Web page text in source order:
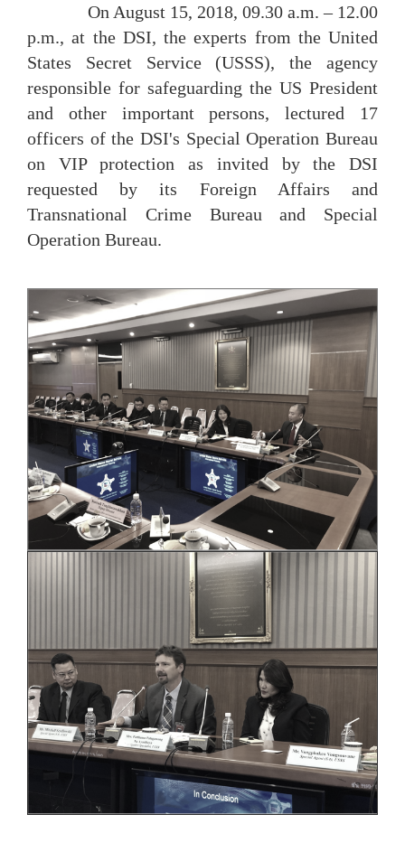
On August 15, 2018, 09.30 a.m. – 12.00
p.m., at the DSI, the experts from the United
States Secret Service (USSS), the agency
responsible for safeguarding the US President
and other important persons, lectured 17
officers of the DSI's Special Operation Bureau
on VIP protection as invited by the DSI
requested by its Foreign Affairs and
Transnational Crime Bureau and Special
Operation Bureau.